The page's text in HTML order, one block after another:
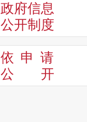
政府信息
公开制度
依申请
公
开